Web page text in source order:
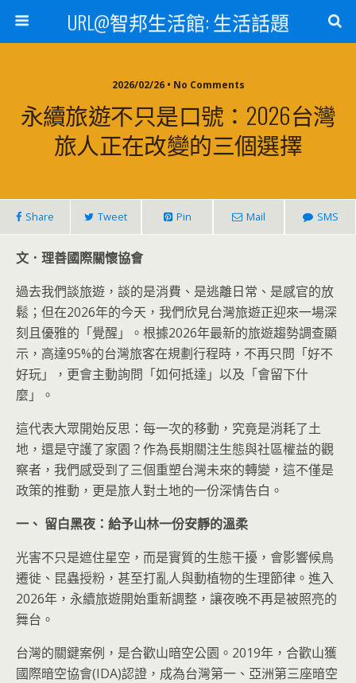
URL@智邦生活館: 生活話題
2026/02/26 • No Comments
永續旅遊不只是口號：2026台灣
旅人正在改變的三個選擇
Share Tweet Pin Mail SMS
文．理善國際關懷協會
過去我們談旅遊，談的是消費、是逃離日常、是感官的放
鬆；但在2026年的今天，我們欣見台灣旅遊正迎來一場深
刻且優雅的「覺醒」。根據2026年最新的旅遊趨勢調查顯
示，高達95%的台灣旅客在規劃行程時，不再只問「好不
好玩」，更會主動詢問「如何抵達」以及「會留下什
麼」。
這代表大眾開始反思：每一次的移動，究竟是消耗了土
地，還是守護了家園？作為長期關注生態與社區權益的觀
察者，我們感受到了三個重塑台灣未來的轉變，這不僅是
政策的推動，更是旅人對土地的一份深情告白。
一、 留白黑夜：給予山林一份安靜的溫柔
光害不只是遮住星空，而是實質的生態干擾，會影響候鳥
遷徙、昆蟲授粉，甚至打亂人與動植物的生理節律。進入
2026年，永續旅遊開始重新調整，讓夜晚不再是被照亮的
舞台。
台灣的關鍵案例，是合歡山暗空公園。2019年，合歡山獲
國際暗空協會(IDA)認證，成為台灣第一、亞洲第三座暗空